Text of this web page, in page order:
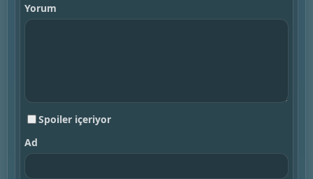
Yorum
Spoiler içeriyor
Ad